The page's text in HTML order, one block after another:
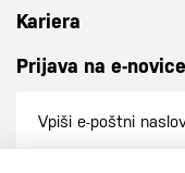
Kariera
Prijava na e-novice